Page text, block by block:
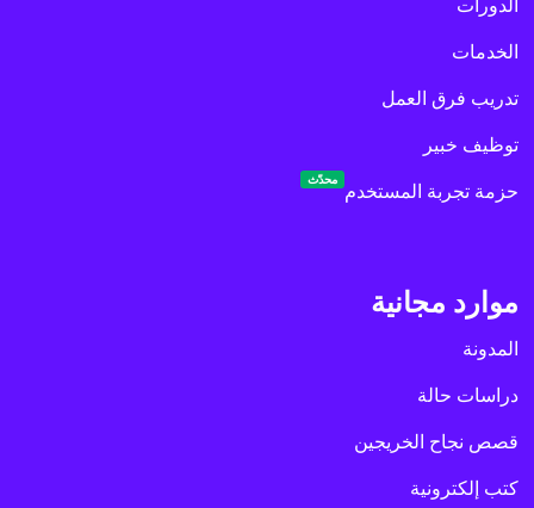
الدورات
الخدمات
تدريب فرق العمل
توظيف خبير
حزمة تجربة المستخدم
محدّث
موارد مجانية
المدونة
دراسات حالة
قصص نجاح الخريجين
كتب إلكترونية